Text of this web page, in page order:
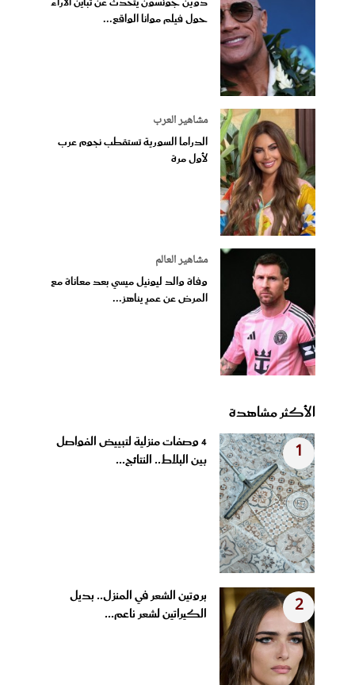
حول فيلم موانا الواقع...
مشاهير العرب
الدراما السورية تستقطب نجوم عرب
لأول مرة
مشاهير العالم
وفاة والد ليونيل ميسي بعد معاناة مع
المرض عن عمرٍ يناهز...
الأكثر مشاهدة
1
4 وصفات منزلية لتبييض الفواصل
بين البلاط.. النتائج...
2
بروتين الشعر في المنزل.. بديل
الكيراتين لشعر ناعم...